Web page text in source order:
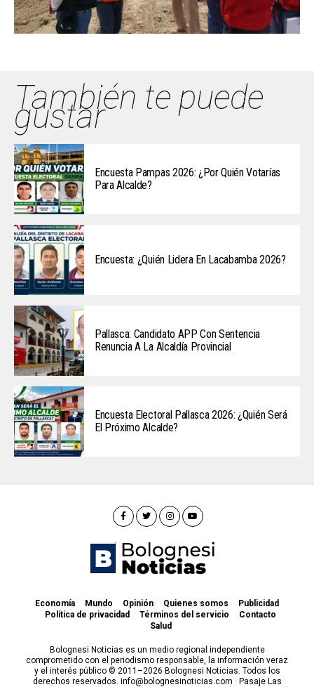
También te puede
gustar
Encuesta Pampas 2026: ¿Por Quién Votarías
Para Alcalde?
Encuesta: ¿Quién Lidera En Lacabamba 2026?
Pallasca: Candidato APP Con Sentencia
Renuncia A La Alcaldía Provincial
Encuesta Electoral Pallasca 2026: ¿Quién Será
El Próximo Alcalde?
Economía Mundo Opinión Quienes somos
Publicidad
Política de privacidad
Términos del servicio
Contacto
Salud
Bolognesi Noticias es un medio regional independiente
comprometido con el periodismo responsable, la información veraz
y el interés público © 2011–2026 Bolognesi Noticias. Todos los
derechos reservados. info@bolognesinoticias.com · Pasaje Las